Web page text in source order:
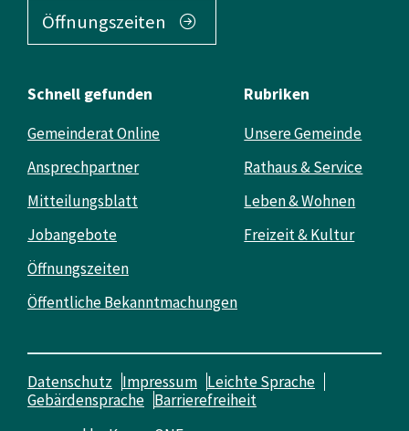
Öffnungszeiten
Schnell gefunden
Gemeinderat Online
Ansprechpartner
Mitteilungsblatt
Jobangebote
Öffnungszeiten
Öffentliche Bekanntmachungen
Rubriken
Unsere Gemeinde
Rathaus & Service
Leben & Wohnen
Freizeit & Kultur
Datenschutz Impressum Leichte Sprache
Gebärdensprache Barrierefreiheit